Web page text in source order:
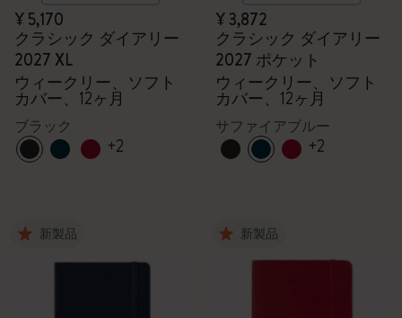
¥ 5,170
クラシック ダイアリー
2027 XL
ウィークリー、ソフト
カバー、12ヶ月
ブラック
+2
¥ 3,872
クラシック ダイアリー
2027 ポケット
ウィークリー、ソフト
カバー、12ヶ月
サファイアブルー
+2
新製品 新製品